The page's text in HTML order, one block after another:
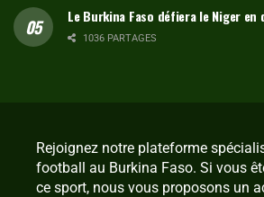
Le Burkina Faso défiera le Niger
1036 PARTAGES
Rejoignez notre plateforme
football au Burkina Faso. Si vous
ce sport, nous vous proposons un